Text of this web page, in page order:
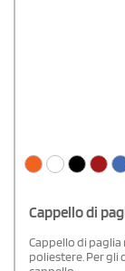
Cappello di
Cappello di
poliestere. Per